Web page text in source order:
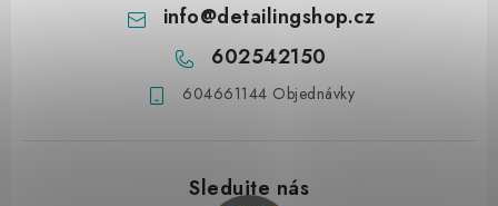
info@detailingshop.cz
602542150
604661144 Objednávky